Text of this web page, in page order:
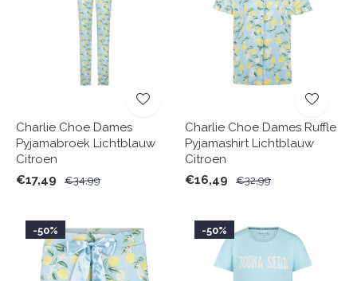
Charlie Choe Dames
Pyjamabroek Lichtblauw
Citroen
€17,49
€34,99
Charlie Choe Dames Ruffle
Pyjamashirt Lichtblauw
Citroen
€16,49
€32,99
-50% -50%